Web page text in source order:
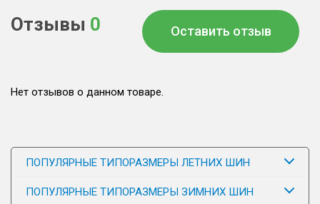
Отзывы 0 Оставить отзыв
Нет отзывов о данном товаре.
ПОПУЛЯРНЫЕ ТИПОРАЗМЕРЫ ЛЕТНИХ ШИН
ПОПУЛЯРНЫЕ ТИПОРАЗМЕРЫ ЗИМНИХ ШИН